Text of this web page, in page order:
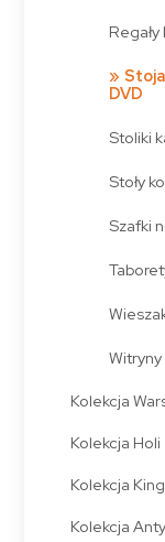
DVD
Stoliki
Stoły
Szafki
Kolekcja
Kolekcja
Kolekcja
Kolekcja